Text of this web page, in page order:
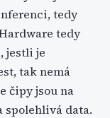
tedy
tedy
jestli je
tak nemá
čipy jsou na
spolehlivá data.